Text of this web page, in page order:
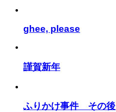
ghee, please
謹賀新年
ふりかけ事件 その後